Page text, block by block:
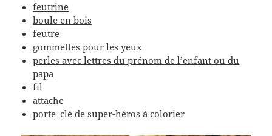
feutrine
boule en bois
feutre
gommettes pour les yeux
perles avec lettres du prénom de l’enfant ou du
papa
fil
attache
porte_clé de super-héros à colorier